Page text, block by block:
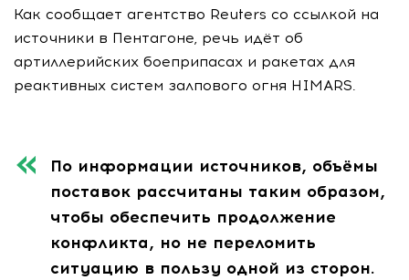
Как сообщает агентство Reuters со ссылкой на
источники в Пентагоне, речь идёт об
артиллерийских боеприпасах и ракетах для
реактивных систем залпового огня HIMARS.
По информации источников, объёмы
поставок рассчитаны таким образом,
чтобы обеспечить продолжение
конфликта, но не переломить
ситуацию в пользу одной из сторон.